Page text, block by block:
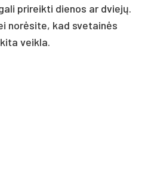
prireikti dienos ar dviejų.
norėsite, kad svetainės
veikla.